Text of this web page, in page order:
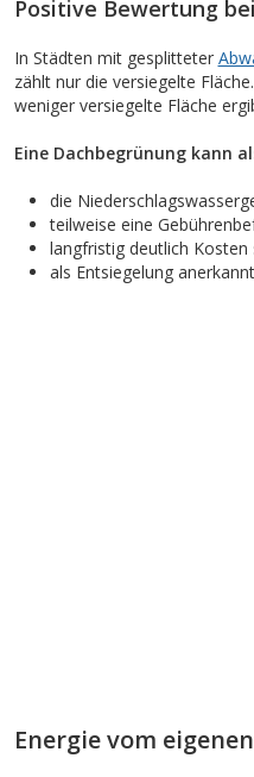
Positive Bewertung
In Städten mit gesplitteter
zählt nur die versiegelte
weniger versiegelte Fläche
Eine Dachbegrünung kann
die
teilweise eine
langfristig deutlich Kosten
als Entsiegelung
Energie vom